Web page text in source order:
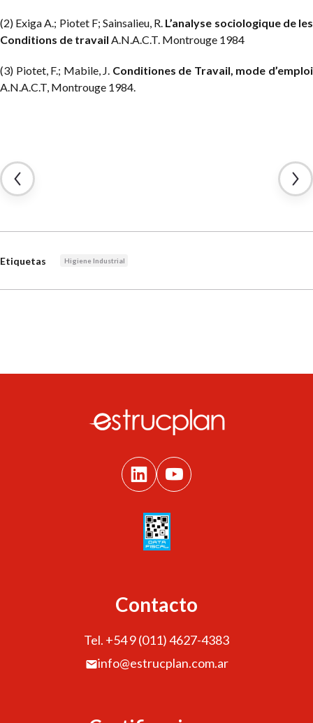
(2) Exiga A.; Piotet F; Sainsalieu, R. L’analyse sociologique de les
Conditions de travail A.N.A.C.T. Montrouge 1984
(3) Piotet, F.; Mabile, J. Conditiones de Travail, mode d’emploi
A.N.A.C.T, Montrouge 1984.
Etiquetas Higiene Industrial
Contacto
Tel. +54 9 (011) 4627-4383
info@estrucplan.com.ar